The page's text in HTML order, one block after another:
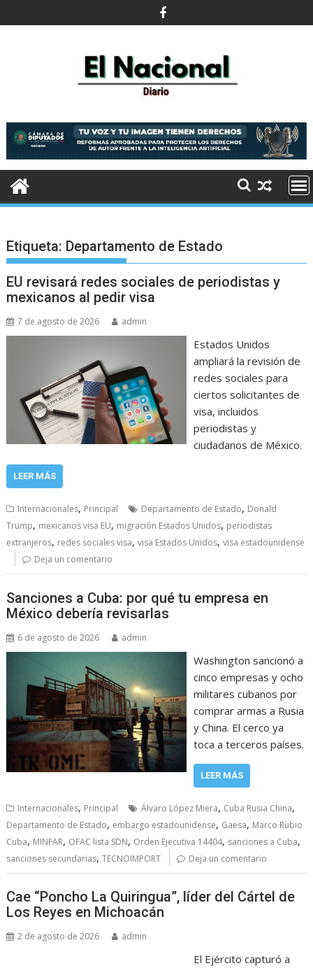
al
Etiqueta: Departamento de Estado
EU revisará redes sociales de periodistas y
mexicanos al pedir visa
7 de agosto de 2026 admin
Estados Unidos
ampliará la revisión de
redes sociales para
ciertos solicitantes de
visa, incluidos
periodistas y
ciudadanos de México.
LEER MÁS
Internacionales, Principal Departamento de Estado, Donald
Trump, mexicanos visa EU, migración Estados Unidos, periodistas
extranjeros, redes sociales visa,visa Estados Unidos,visa estadounidense
Deja un comentario
Sanciones a Cuba: por qué tu empresa en
México debería revisarlas
6 de agosto de 2026 admin
Washington sancionó a
cinco empresas y ocho
militares cubanos por
comprar armas a Rusia
y China. El cerco ya
toca a terceros países.
LEER MÁS
Internacionales, Principal Álvaro López Miera, Cuba Rusia China,
Departamento de Estado, embargo estadounidense, Gaesa, Marco Rubio
Cuba, MINFAR, OFAC lista SDN, Orden Ejecutiva 14404, sanciones a Cuba,
sanciones secundarias,TECNOIMPORT Deja un comentario
Cae “Poncho La Quiringua”, líder del Cártel de
Los Reyes en Michoacán
2 de agosto de 2026 admin
El Ejército capturó a